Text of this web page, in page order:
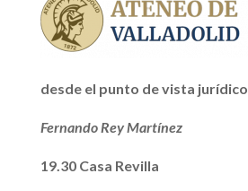
desde el punto de vista jurídico
Fernando Rey Martínez
19.30 Casa Revilla